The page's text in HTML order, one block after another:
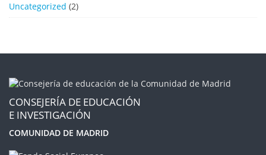
Uncategorized (2)
CONSEJERÍA DE EDUCACIÓN
E INVESTIGACIÓN
COMUNIDAD DE MADRID